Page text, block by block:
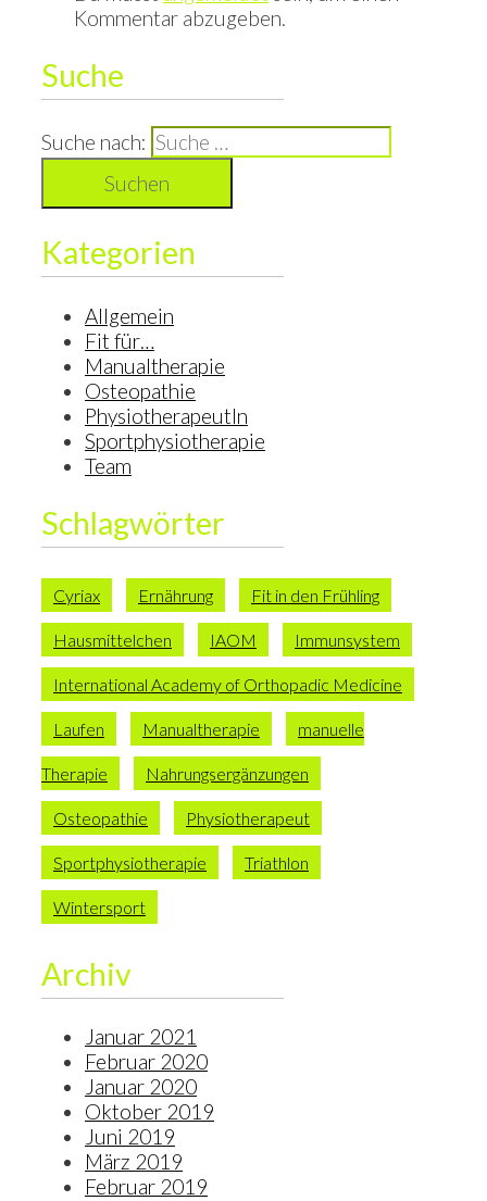
Kommentar abzugeben.
Suche
Suche nach:
Kategorien
Allgemein
Fit für…
Manualtherapie
Osteopathie
PhysiotherapeutIn
Sportphysiotherapie
Team
Schlagwörter
Cyriax Ernährung Fit in den Frühling
Hausmittelchen IAOM Immunsystem
International Academy of Orthopadic Medicine
Laufen Manualtherapie manuelle
Therapie Nahrungsergänzungen
Osteopathie Physiotherapeut
Sportphysiotherapie Triathlon
Wintersport
Archiv
Januar 2021
Februar 2020
Januar 2020
Oktober 2019
Juni 2019
März 2019
Februar 2019